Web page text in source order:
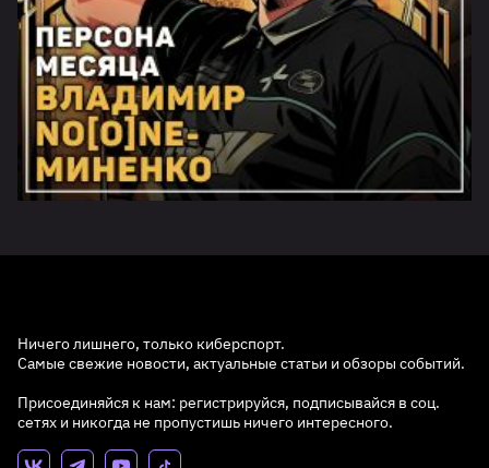
Ничего лишнего, только киберспорт.
Самые свежие новости, актуальные статьи и обзоры событий.
Присоединяйся к нам: регистрируйся, подписывайся в соц.
сетях и никогда не пропустишь ничего интересного.